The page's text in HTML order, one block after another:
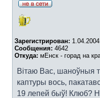
Зарегистрирован:
Сообщения: 4642
Откуда: мЕнск - горад на
Вітаю Вас, шаноўныя
каптуры вось,
19 лепей быў! Клюб?